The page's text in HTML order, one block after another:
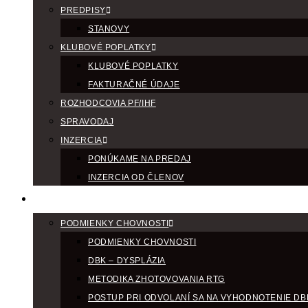
PREDPISY
STANOVY
KLUBOVÉ POPLATKY
KLUBOVÉ POPLATKY
FAKTURAČNÉ ÚDAJE
ROZHODCOVIA PF/IHF
SPRAVODAJ
INZERCIA
PONÚKAME NA PREDAJ
INZERCIA OD ČLENOV
PODMIENKY CHOVNOSTI
PODMIENKY CHOVNOSTI
DBK – DYSPLÁZIA
METODIKA ZHOTOVOVANIA RTG
POSTUP PRI ODVOLANÍ SA NA VYHODNOTENIE